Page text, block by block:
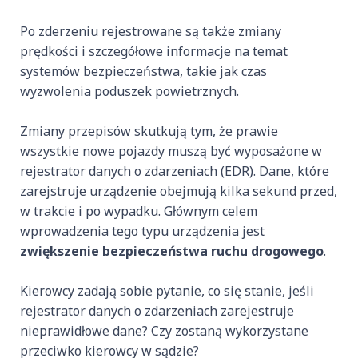
Po zderzeniu rejestrowane są także zmiany
prędkości i szczegółowe informacje na temat
systemów bezpieczeństwa, takie jak czas
wyzwolenia poduszek powietrznych.
Zmiany przepisów skutkują tym, że prawie
wszystkie nowe pojazdy muszą być wyposażone w
rejestrator danych o zdarzeniach (EDR). Dane, które
zarejstruje urządzenie obejmują kilka sekund przed,
w trakcie i po wypadku. Głównym celem
wprowadzenia tego typu urządzenia jest
zwiększenie bezpieczeństwa ruchu drogowego.
Kierowcy zadają sobie pytanie, co się stanie, jeśli
rejestrator danych o zdarzeniach zarejestruje
nieprawidłowe dane? Czy zostaną wykorzystane
przeciwko kierowcy w sądzie?